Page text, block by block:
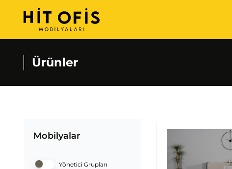
Ürünler
Mobilyalar
Yönetici Grupları